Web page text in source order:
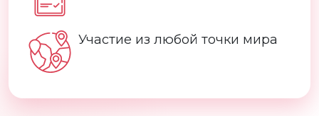
Участие из любой точки мира